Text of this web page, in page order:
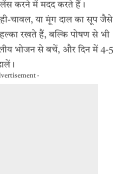
करने में मदद करते हैं।
चावल, या मूंग दाल का सूप जैसे
रखते हैं, बल्कि पोषण से भी
भोजन से बचें, और दिन में 4-5
-